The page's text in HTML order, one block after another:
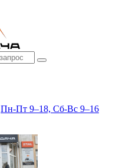
Пн-Пт 9–18, Сб-Вс 9–16